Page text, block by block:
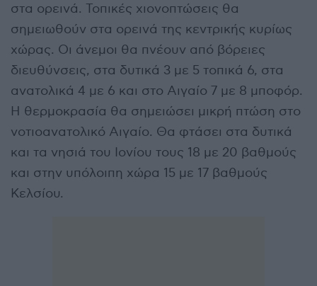
στα ορεινά. Τοπικές χιονοπτώσεις θα
σημειωθούν στα ορεινά της κεντρικής κυρίως
χώρας. Οι άνεμοι θα πνέουν από βόρειες
διευθύνσεις, στα δυτικά 3 με 5 τοπικά 6, στα
ανατολικά 4 με 6 και στο Αιγαίο 7 με 8 μποφόρ.
Η θερμοκρασία θα σημειώσει μικρή πτώση στο
νοτιοανατολικό Αιγαίο. Θα φτάσει στα δυτικά
και τα νησιά του Ιονίου τους 18 με 20 βαθμούς
και στην υπόλοιπη χώρα 15 με 17 βαθμούς
Κελσίου.